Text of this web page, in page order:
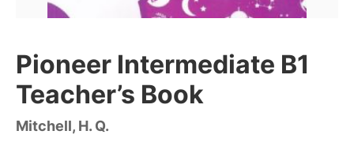
Pioneer Intermediate B1
Teacher’s Book
Mitchell, H. Q.